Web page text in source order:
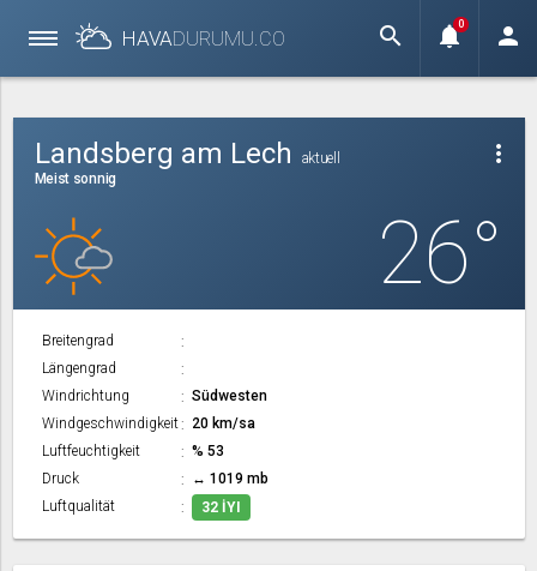
HAVADURUMU.CO search notifications
0 person
more_vert
Landsberg am Lech
aktuell
Meist sonnig
26°
Breitengrad
Längengrad
Windrichtung
Südwesten
Windgeschwindigkeit
20 km/sa
Luftfeuchtigkeit
% 53
Druck
↔ 1019 mb
Luftqualität
32 İYI